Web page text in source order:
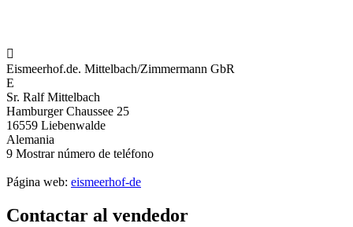

Eismeerhof.de. Mittelbach/Zimmermann GbR
E
Sr. Ralf Mittelbach
Hamburger Chaussee 25
16559 Liebenwalde
Alemania
9 Mostrar número de teléfono
Página web: eismeerhof-de
Contactar al vendedor